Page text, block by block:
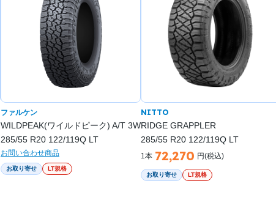
ファルケン
WILDPEAK(ワイルドピーク) A/T 3W
285/55 R20 122/119Q LT
お問い合わせ商品
お取り寄せ LT規格
NITTO
RIDGE GRAPPLER
285/55 R20 122/119Q LT
1本 72,270 円(税込)
お取り寄せ LT規格